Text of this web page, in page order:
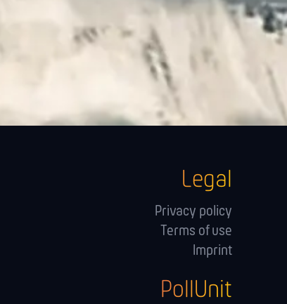
Legal
Privacy policy
Terms of use
Imprint
PollUnit